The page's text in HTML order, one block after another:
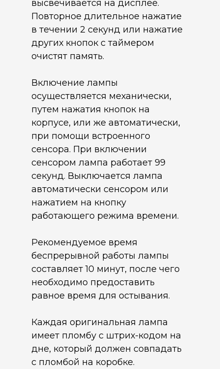
высвечивается на дисплее.
Повторное длительное нажатие
в течении 2 секунд или нажатие
других кнопок с таймером
очистят память.
Включение лампы
осуществляется механически,
путем нажатия кнопок на
корпусе, или же автоматически,
при помощи встроенного
сенсора. При включении
сенсором лампа работает 99
секунд. Выключается лампа
автоматически сенсором или
нажатием на кнопку
работающего режима времени.
Рекомендуемое время
беспрерывной работы лампы
составляет 10 минут, после чего
необходимо предоставить
равное время для остывания.
Каждая оригинальная лампа
имеет пломбу с штрих-кодом на
дне, который должен совпадать
с пломбой на коробке.